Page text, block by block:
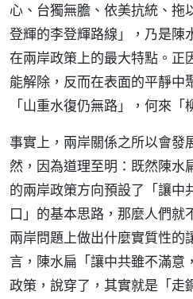
心、台獨無膽、依美抗統、拖
登輝的李登輝路線」，乃是陳
在兩岸政策上的最大特點。正
能解除，反而在表面的平靜中
「山重水復仍無路」，何來「
事實上，兩岸關係之所以會發
然，因為道理至明：既然陳水
的兩岸政策方向預設了「讓中
口」的基本思路，那麼人們就
兩岸問題上做出什麼實質性的
言，陳水扁「讓中共雖不滿意
政策，說穿了，其實就是「走